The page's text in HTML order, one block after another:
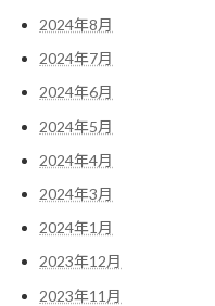
2024年8月
2024年7月
2024年6月
2024年5月
2024年4月
2024年3月
2024年1月
2023年12月
2023年11月